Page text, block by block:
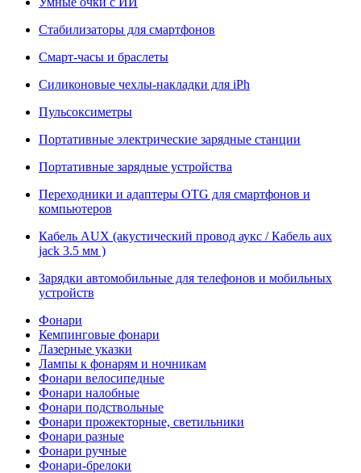
Стабилизаторы для смартфонов
Смарт-часы и браслеты
Силиконовые чехлы-накладки для iPh
Пульсоксиметры
Портативные электрические зарядные станции
Портативные зарядные устройства
Переходники и адаптеры OTG для смартфонов и
компьютеров
Кабель AUX (акустический провод аукс / Кабель aux
jack 3.5 мм )
Зарядки автомобильные для телефонов и мобильных
устройств
Фонари
Кемпинговые фонари
Лазерные указки
Лампы к фонарям и ночникам
Фонари велосипедные
Фонари налобные
Фонари подствольные
Фонари прожекторные, светильники
Фонари разные
Фонари ручные
Фонари-брелоки